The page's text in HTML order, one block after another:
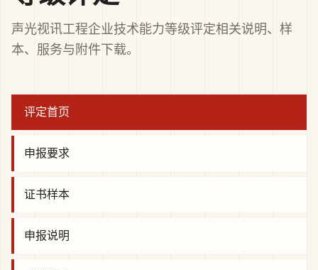
声光视讯工程企业技术能力等级评定相关说明、样
本、服务与附件下载。
评定首页
申报要求
证书样本
申报说明